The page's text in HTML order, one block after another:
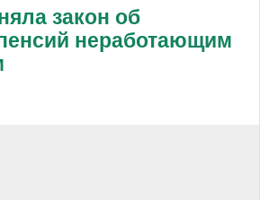
закон об
неработающим